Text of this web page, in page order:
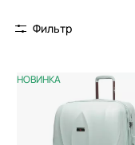
Фильтр
НОВИНКА